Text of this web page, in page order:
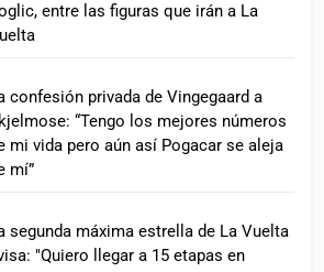
entre las figuras que irán a La
confesión privada de Vingegaard a
“Tengo los mejores números
mi vida pero aún así Pogacar se aleja
mí”
segunda máxima estrella de La Vuelta
"Quiero llegar a 15 etapas en